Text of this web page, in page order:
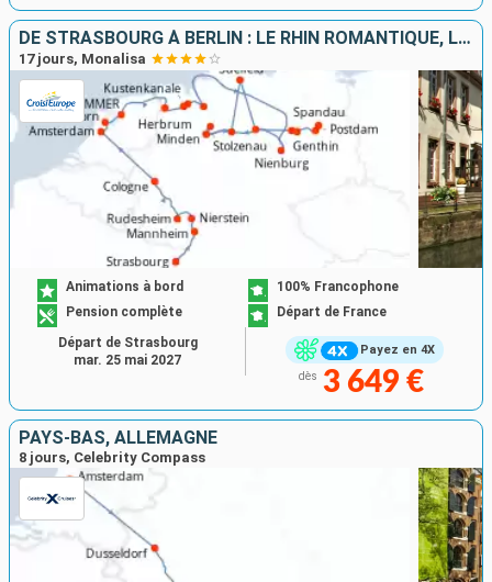
DE STRASBOURG À BERLIN : LE RHIN ROMANTIQUE, LA HOLLANDE ET L'ELBE EN CROISIÈRE
17 jours, Monalisa
Payez en 4X
Animations à bord
100% Francophone
Pension complète
Départ de France
dès 3 649 €
Départ de Strasbourg
mar. 25 mai 2027
PAYS-BAS, ALLEMAGNE
8 jours, Celebrity Compass